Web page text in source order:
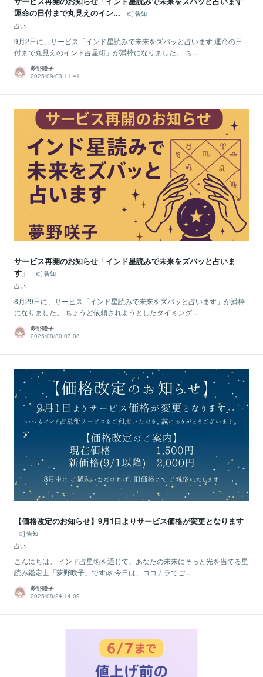
運命の日付まで丸見えのイン...
告知
占い
9月2日に、サービス「インド星読みで未来をズバッと占います 運命の日
付まで丸見えのインド占星術」が満枠になりました。 ち...
夢野咲子
2025/09/03 11:41
サービス再開のお知らせ「インド星読みで未来をズバッと占いま
す」
告知
占い
8月29日に、サービス「インド星読みで未来をズバッと占います」が満枠
になりました。 ちょうど依頼されようとしたタイミング...
夢野咲子
2025/08/30 03:08
【価格改定のお知らせ】9月1日よりサービス価格が変更となります
告知
占い
こんにちは。 インド占星術を通じて、あなたの未来にそっと光を当てる星
読み鑑定士「夢野咲子」です🌿 今日は、ココナラでご...
夢野咲子
2025/08/24 14:09